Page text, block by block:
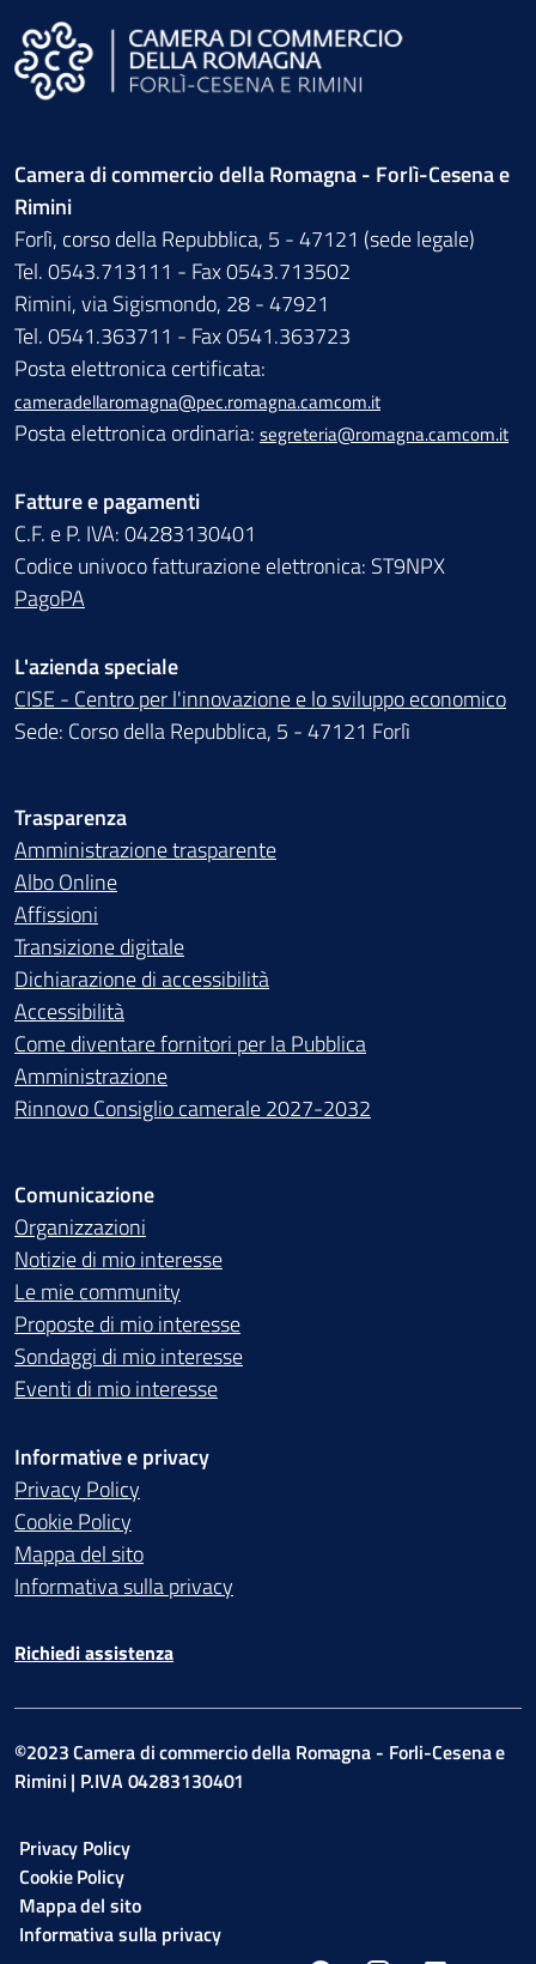
Camera di commercio della Romagna - Forlì-Cesena e
Rimini
Forlì, corso della Repubblica, 5 - 47121 (sede legale)
Tel. 0543.713111 - Fax 0543.713502
Rimini, via Sigismondo, 28 - 47921
Tel. 0541.363711 - Fax 0541.363723
Posta elettronica certificata:
cameradellaromagna@pec.romagna.camcom.it
Posta elettronica ordinaria: segreteria@romagna.camcom.it
Fatture e pagamenti
C.F. e P. IVA: 04283130401
Codice univoco fatturazione elettronica: ST9NPX
PagoPA
L'azienda speciale
CISE - Centro per l'innovazione e lo sviluppo economico
Sede: Corso della Repubblica, 5 - 47121 Forlì
Trasparenza
Amministrazione trasparente
Albo Online
Affissioni
Transizione digitale
Dichiarazione di accessibilità
Accessibilità
Come diventare fornitori per la Pubblica
Amministrazione
Rinnovo Consiglio camerale 2027-2032
Comunicazione
Organizzazioni
Notizie di mio interesse
Le mie community
Proposte di mio interesse
Sondaggi di mio interesse
Eventi di mio interesse
Informative e privacy
Privacy Policy
Cookie Policy
Mappa del sito
Informativa sulla privacy
Richiedi assistenza
©2023 Camera di commercio della Romagna - Forli-Cesena e
Rimini | P.IVA 04283130401
Privacy Policy
Cookie Policy
Mappa del sito
Informativa sulla privacy